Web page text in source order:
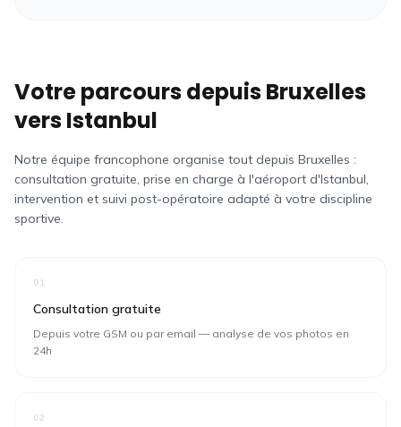
Votre parcours depuisBruxelles
vers Istanbul
Notre équipe francophone organise tout depuis Bruxelles :
consultation gratuite, prise en charge à l'aéroport d'Istanbul,
intervention et suivi post-opératoire adapté à votre discipline
sportive.
01
Consultation gratuite
Depuis votre GSM ou par email — analyse de vos photos en
24h
02